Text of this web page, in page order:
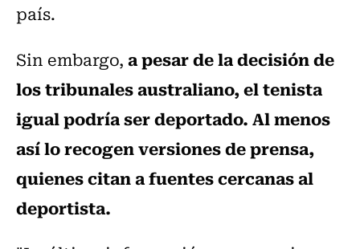
país.
Sin embargo,a pesar de la decisión de
los tribunales australiano, el tenista
igual podría ser deportado. Al menos
así lo recogen versiones de prensa,
quienes citan a fuentes cercanas al
deportista.